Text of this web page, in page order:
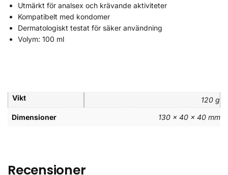
Utmärkt för analsex och krävande aktiviteter
Kompatibelt med kondomer
Dermatologiskt testat för säker användning
Volym: 100 ml
Vikt
120 g
Dimensioner
130 × 40 × 40 mm
Recensioner